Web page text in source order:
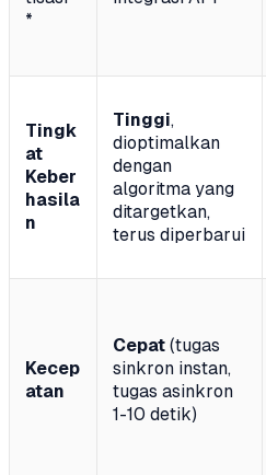
*
Tingk
at
Keber
hasila
n
Tinggi,
dioptimalkan
dengan
algoritma yang
ditargetkan,
terus diperbarui
Kecep
atan
Cepat (tugas
sinkron instan,
tugas asinkron
1-10 detik)